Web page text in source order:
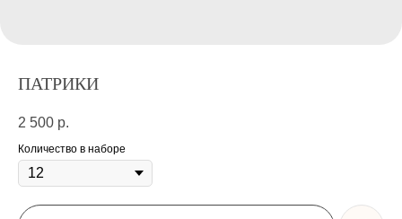
ПАТРИКИ
2 500 р.
Количество в наборе